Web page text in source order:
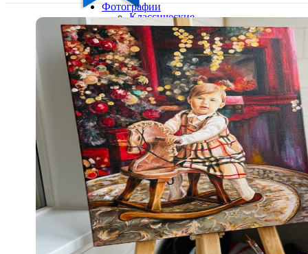
Ваш город:
Ваш регион доставки
Выберите из списка:
Фотографии
Классические
фото
10х10
10х15
13х18
15х15
15х20
20х20
20х30
30х30
30х40
А4
Фото
в
рамке
10х10
10×15
13×18
15×15
15×20